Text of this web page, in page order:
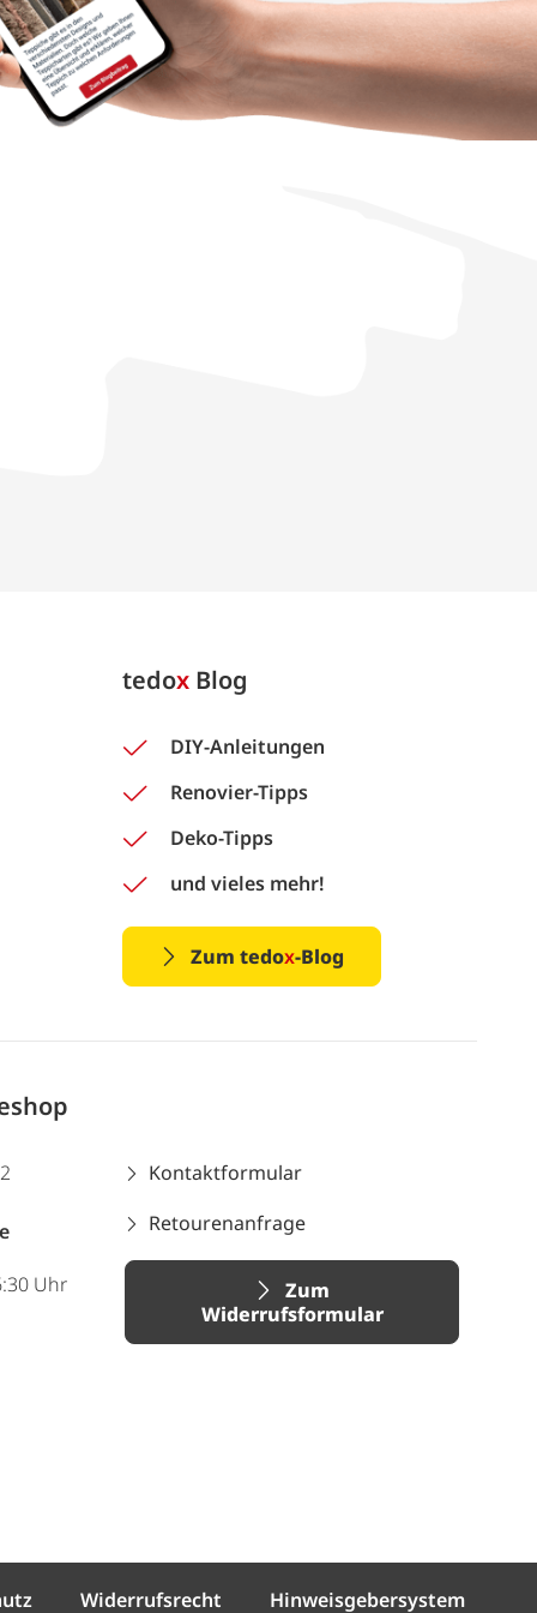
tedox Blog
DIY-Anleitungen
Renovier-Tipps
Deko-Tipps
und vieles mehr!
Zum tedox-Blog
Uhr
Kontaktformular
Retourenanfrage
Zum
Widerrufsformular
Widerrufsrecht Hinweisgebersystem